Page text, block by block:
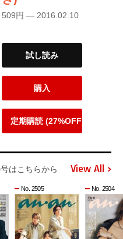
509円 — 2016.02.10
試し読み
購入
定期購読 (27%OFF)
はこちらから View All
No. 2505 No. 2504